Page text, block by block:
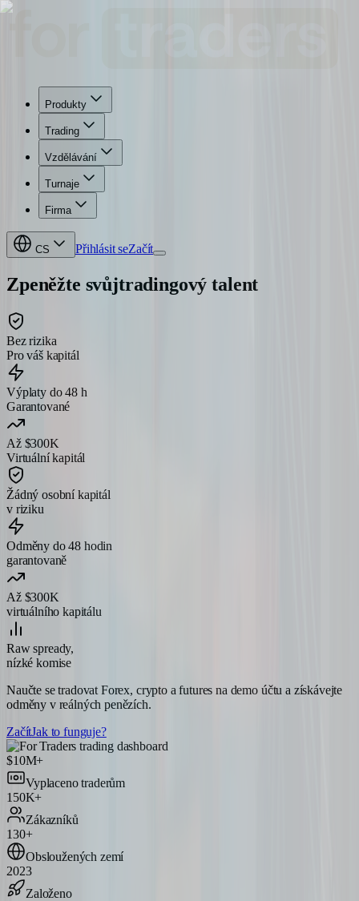
Produkty
Trading
Vzdělávání
Turnaje
Firma
CS Přihlásit seZačít
Zpeněžte svůjtradingový talent
Bez rizika
Pro váš kapitál
Výplaty do 48 h
Garantované
Až $300K
Virtuální kapitál
Žádný osobní kapitál
v riziku
Odměny do 48 hodin
garantovaně
Až $300K
virtuálního kapitálu
Raw spready,
nízké komise
Naučte se tradovat Forex, crypto a futures na demo účtu a získávejte
odměny v reálných penězích.
ZačítJak to funguje?
$10M+
Vyplaceno traderům
150K+
Zákazníků
130+
Obsloužených zemí
2023
Založeno